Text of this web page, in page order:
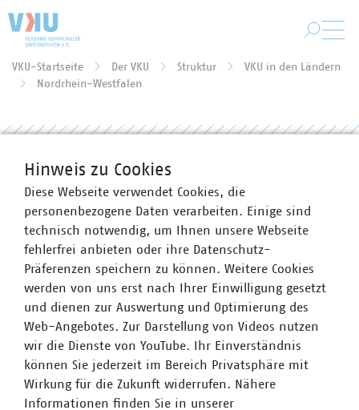
Sie befinden sich hier:
VKU-Startseite Der VKU Struktur
VKU in den Ländern
Nordrhein-Westfalen
Webseminar zur "UBA Access-
Anwendung Risikobewertung in
der Trinkwasserversorgung" am
22.10.2020
05.10.2020
Mitgliederrundschreiben
Hinweis zu Cookies
Diese Webseite verwendet Cookies, die
personenbezogene Daten verarbeiten. Einige sind
technisch notwendig, um Ihnen unsere Webseite
fehlerfrei anbieten oder ihre Datenschutz-
Präferenzen speichern zu können. Weitere Cookies
werden von uns erst nach Ihrer Einwilligung gesetzt
und dienen zur Auswertung und Optimierung des
Web-Angebotes. Zur Darstellung von Videos nutzen
wir die Dienste von YouTube. Ihr Einverständnis
können Sie jederzeit im Bereich Privatsphäre mit
Wirkung für die Zukunft widerrufen. Nähere
Informationen finden Sie in unserer